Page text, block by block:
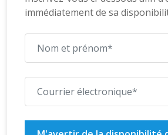
immédiatement de sa